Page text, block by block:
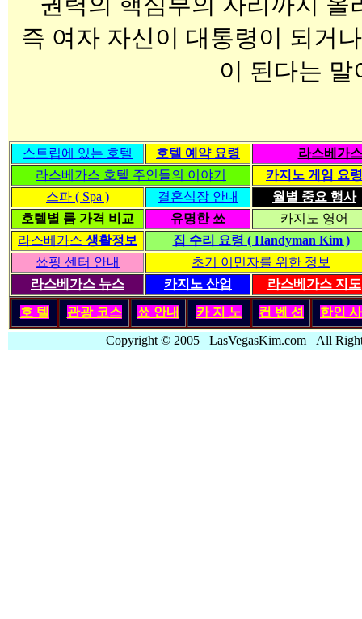
즉 여자 자신이 대통령이 되거
이 된다는 말
스트립에 있는 호텔 호텔 예약 요령
라스베가
라스베가스 호텔 주인들의 이야기
카지노 게임 요령
스파 ( Spa )
결혼식장 안내
월별 중요 행사
호텔별 룸 가격 비교
유명한 쑈
카지노 영어
라스베가스 생활정보
집 수리 요령 ( Handyman Kim )
쑈핑 센터 안내
초기 이민자를 위한 정보
라스베가스 뉴스
카지노 산업 라스베가스 지도
호 텔 관광 코스 쑈 안내 카 지 노 컨 벤 션 한인
Copyright © 2005 LasVegasKim.com All